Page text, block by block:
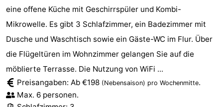
eine offene Küche mit Geschirrspüler und Kombi-
Mikrowelle. Es gibt 3 Schlafzimmer, ein Badezimmer mit
Dusche und Waschtisch sowie ein Gäste-WC im Flur. Über
die Flügeltüren im Wohnzimmer gelangen Sie auf die
möblierte Terrasse. Die Nutzung von WiFi ...
Preisangaben: Ab €198 (Nebensaison) pro Wochenmitte.
Max. 6 personen.